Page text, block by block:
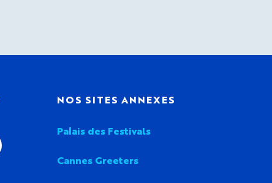
NOS SITES ANNEXES
Palais des Festivals
Cannes Greeters